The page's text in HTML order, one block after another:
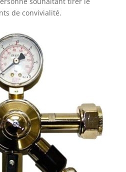
de convivialité.